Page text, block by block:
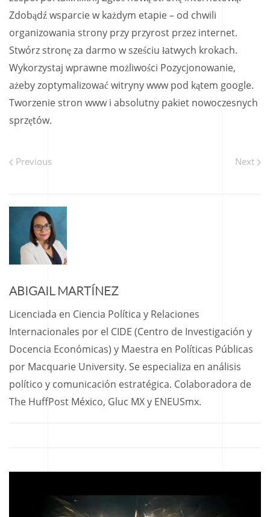
Zdobądź wsparcie w każdym etapie – od chwili
organizowania strony przy przyrost przez internet.
Stwórz stronę za darmo w sześciu łatwych krokach.
Wykorzystaj wprawne możliwości Pozycjonowanie,
ażeby zoptymalizować witryny www pod kątem google.
Tworzenie stron www i absolutny pakiet nowoczesnych
sprzętów.
Previous Next
ABIGAIL MARTÍNEZ
Licenciada en Ciencia Política y Relaciones
Internacionales por el CIDE (Centro de Investigación y
Docencia Económicas) y Maestra en Políticas Públicas
por Macquarie University. Se especializa en análisis
político y comunicación estratégica. Colaboradora de
The HuffPost México, Gluc MX y ENEUSmx.